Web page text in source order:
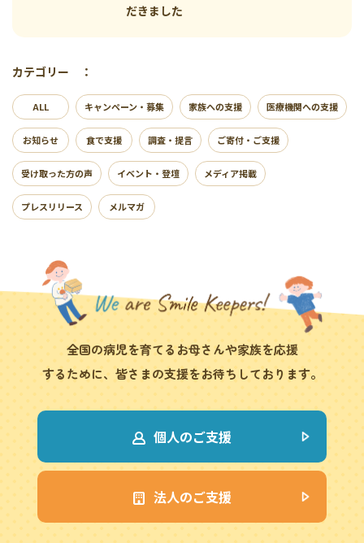
だきました
カテゴリー ：
ALL キャンペーン・募集 家族への支援 医療機関への支援
お知らせ 食で支援 調査・提言 ご寄付・ご支援
受け取った方の声 イベント・登壇 メディア掲載
プレスリリース メルマガ
全国の病児を育てるお母さんや家族を応援
するために、皆さまの支援をお待ちしております。
個人のご支援
法人のご支援